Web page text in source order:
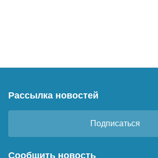
Рассылка новостей
Подписаться
Сообщить новость